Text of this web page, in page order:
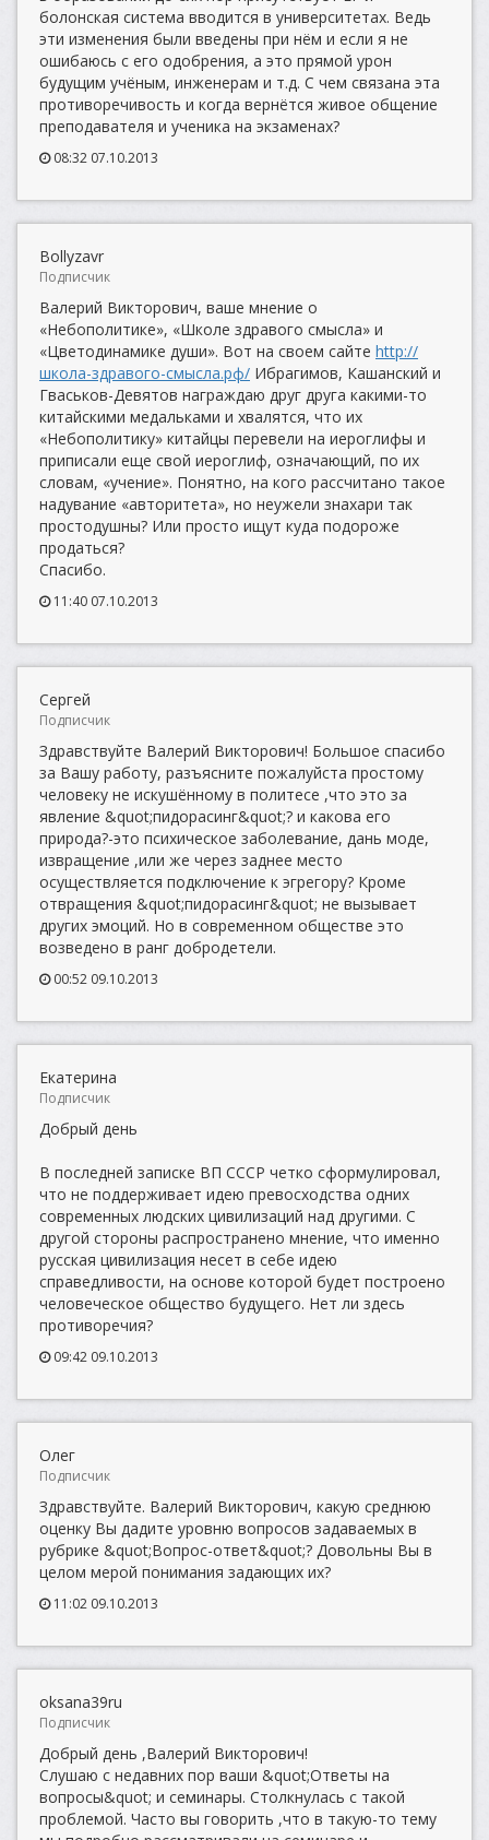
болонская система вводится в университетах. Ведь
эти изменения были введены при нём и если я не
ошибаюсь с его одобрения, а это прямой урон
будущим учёным, инженерам и т.д. С чем связана эта
противоречивость и когда вернётся живое общение
преподавателя и ученика на экзаменах?
08:32 07.10.2013
Bollyzavr
Подписчик
Валерий Викторович, ваше мнение о
«Небополитике», «Школе здравого смысла» и
«Цветодинамике души». Вот на своем сайте http://
школа-здравого-смысла.рф/ Ибрагимов, Кашанский и
Гваськов-Девятов награждаю друг друга какими-то
китайскими медальками и хвалятся, что их
«Небополитику» китайцы перевели на иероглифы и
приписали еще свой иероглиф, означающий, по их
словам, «учение». Понятно, на кого рассчитано такое
надувание «авторитета», но неужели знахари так
простодушны? Или просто ищут куда подороже
продаться?
Спасибо.
11:40 07.10.2013
Сергей
Подписчик
Здравствуйте Валерий Викторович! Большое спасибо
за Вашу работу, разъясните пожалуйста простому
человеку не искушённому в политесе ,что это за
явление &quot;пидорасинг&quot;? и какова его
природа?-это психическое заболевание, дань моде,
извращение ,или же через заднее место
осуществляется подключение к эгрегору? Кроме
отвращения &quot;пидорасинг&quot; не вызывает
других эмоций. Но в современном обществе это
возведено в ранг добродетели.
00:52 09.10.2013
Екатерина
Подписчик
Добрый день
В последней записке ВП СССР четко сформулировал,
что не поддерживает идею превосходства одних
современных людских цивилизаций над другими. С
другой стороны распространено мнение, что именно
русская цивилизация несет в себе идею
справедливости, на основе которой будет построено
человеческое общество будущего. Нет ли здесь
противоречия?
09:42 09.10.2013
Олег
Подписчик
Здравствуйте. Валерий Викторович, какую среднюю
оценку Вы дадите уровню вопросов задаваемых в
рубрике &quot;Вопрос-ответ&quot;? Довольны Вы в
целом мерой понимания задающих их?
11:02 09.10.2013
oksana39ru
Подписчик
Добрый день ,Валерий Викторович!
Слушаю с недавних пор ваши &quot;Ответы на
вопросы&quot; и семинары. Столкнулась с такой
проблемой. Часто вы говорить ,что в такую-то тему